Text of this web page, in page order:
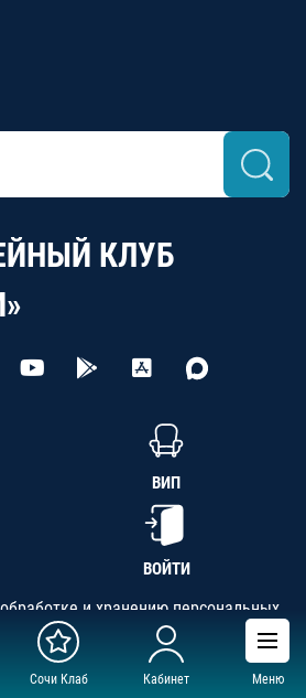
Сочи Клаб Кабинет Меню
КЛУБ
ВИП
ВОЙТИ
и хранению персональных
данных
Регион», ОГРН 1142300002349,